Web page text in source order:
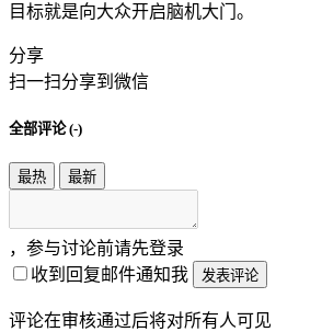
目标就是向大众开启脑机大门。
分享
扫一扫分享到微信
全部评论 (-)
最热 最新
，参与讨论前请先登录
收到回复邮件通知我
发表评论
评论在审核通过后将对所有人可见